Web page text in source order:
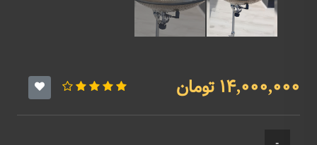
14,000,000 تومان